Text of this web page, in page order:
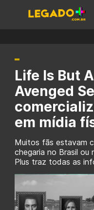
Life Is But
Avenged
em mídia
Muitos fãs estavam
chegaria no Brasil ou
Plus traz todas as